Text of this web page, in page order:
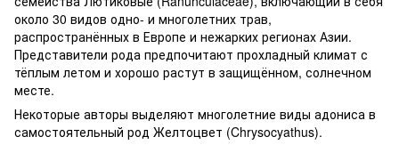
около 30 видов одно- и многолетних трав,
распространённых в Европе и нежарких регионах Азии.
Представители рода предпочитают прохладный климат с
тёплым летом и хорошо растут в защищённом, солнечном
месте.
Некоторые авторы выделяют многолетние виды адониса в
самостоятельный род Желтоцвет (Chrysocyathus).